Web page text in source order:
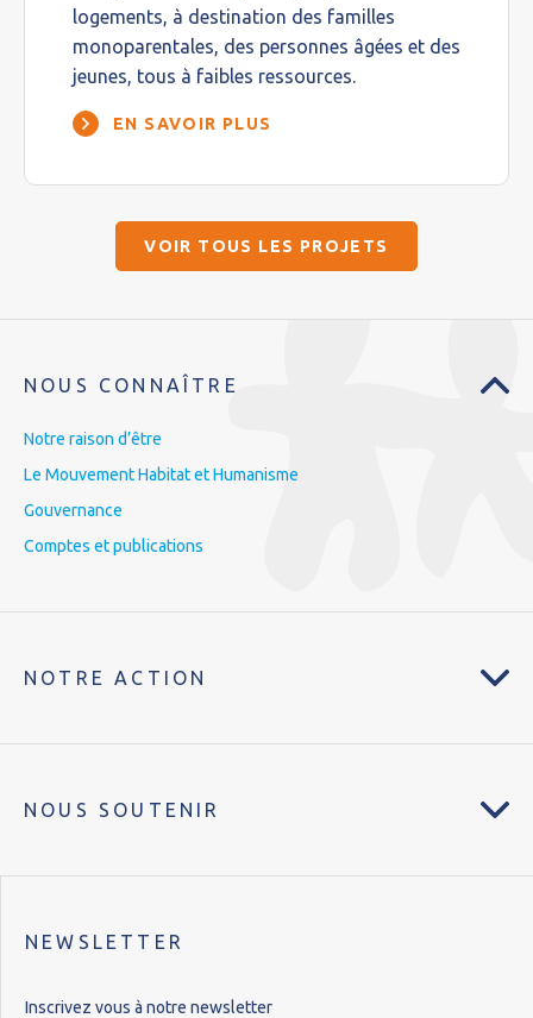
logements, à destination des familles
monoparentales, des personnes âgées et des
jeunes, tous à faibles ressources.
EN SAVOIR PLUS
VOIR TOUS LES PROJETS
NOUS CONNAÎTRE
Notre raison d’être
Le Mouvement Habitat et Humanisme
Gouvernance
Comptes et publications
NOTRE ACTION
NOUS SOUTENIR
NEWSLETTER
Inscrivez vous à notre newsletter